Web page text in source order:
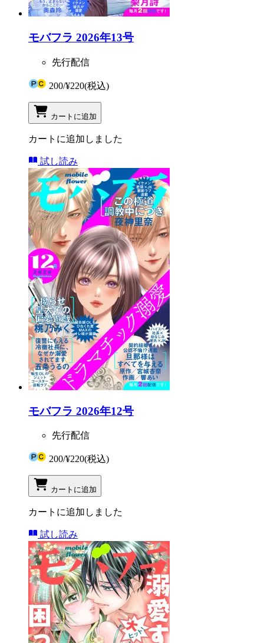
モバフラ 2026年13号
先行配信
200/¥220(税込)
カートに追加
カートに追加しました
試し読み
モバフラ 2026年12号
先行配信
200/¥220(税込)
カートに追加
カートに追加しました
試し読み